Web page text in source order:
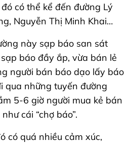
có thể kể đến đường Lý
Nguyễn Thị Minh Khai…
này sạp báo san sát
báo đầy ắp, vừa bán lẻ
người bán báo dạo lấy báo
qua những tuyến đường
5-6 giờ người mua kẻ bán
cái “chợ báo”.
có quá nhiều cảm xúc,